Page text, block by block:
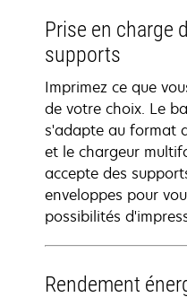
Prise en charge
supports
Imprimez ce que
de votre choix. Le
s'adapte au format
et le chargeur
accepte des
enveloppes pour
possibilités
Rendement